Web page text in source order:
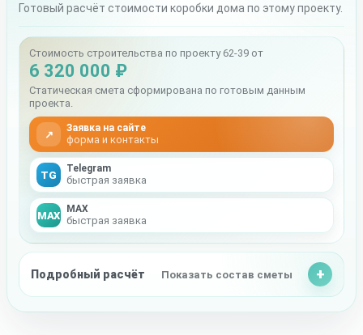
Готовый расчёт стоимости коробки дома по этому проекту.
Стоимость строительства по проекту 62-39 от
6 320 000 ₽
Статическая смета сформирована по готовым данным
проекта.
↗
Заявка на сайте
форма и контакты
TG
Telegram
быстрая заявка
MAX
MAX
быстрая заявка
Подробный расчёт Показать состав сметы